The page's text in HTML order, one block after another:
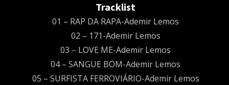
Tracklist
01 – RAP DA RAPA-Ademir Lemos
02 – 171-Ademir Lemos
03 – LOVE ME-Ademir Lemos
04 – SANGUE BOM-Ademir Lemos
05 – SURFISTA FERROVIÁRIO-Ademir Lemos